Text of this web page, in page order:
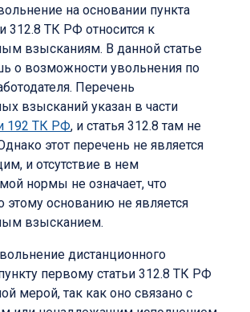
на основании пункта
312.8 ТК РФ относится к
взысканиям. В данной статье
о возможности увольнения по
Перечень
взысканий указан в части
192 ТК РФ, и статья 312.8 там не
этот перечень не является
и отсутствие в нем
нормы не означает, что
этому основанию не является
взысканием.
дистанционного
первому статьи 312.8 ТК РФ
мерой, так как оно связано с